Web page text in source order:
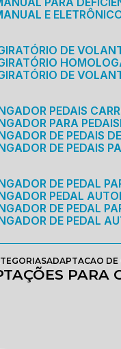
E
DE
GIRATÓRIO
DE
PEDAIS
PARA PEDAIS
DE PEDAIS
DE PEDAIS
DE PEDAL
PEDAL
DE PEDAL
DE PEDAL
ADAPTACAO DE
PARA